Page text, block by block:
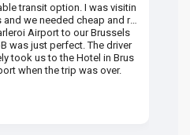
transit option. I was visitin
we needed cheap and re
Airport to our Brussels
was just perfect. The driver
took us to the Hotel in Brus
when the trip was over.